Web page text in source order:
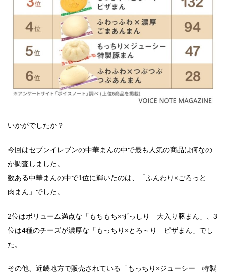
いかがでしたか？
今回はセブンイレブンの中華まんの中で最も人気の商品は何なの
か調査しました。
数ある中華まんの中で1位に輝いたのは、「ふんわり×ごろっと
肉まん」でした。
2位はボリューム満点な「もちもち×ずっしり 大入り豚まん」、3
位は4種のチーズが濃厚な「もっちり×とろ～り ピザまん」でし
た。
その他、近畿地方で販売されている「もっちり×ジューシー 特製